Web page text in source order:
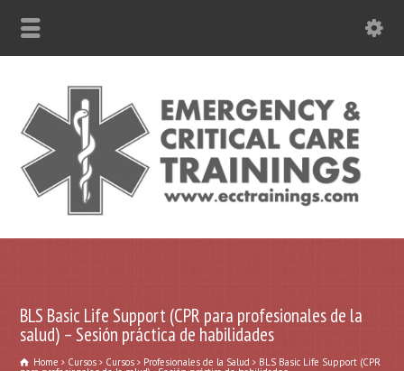
BLS Basic Life Support (CPR para profesionales de la
salud) – Sesión práctica de habilidades
Home Cursos Cursos Profesionales de la Salud BLS Basic Life Support (CPR